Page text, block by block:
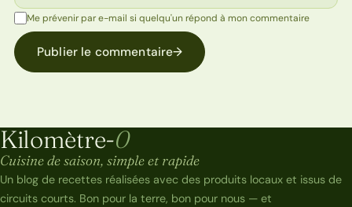
Me prévenir par e-mail si quelqu'un répond à mon commentaire
Publier le commentaire→
Kilomètre-0
Kilomètre-0
Cuisine de saison, simple et rapide
Un blog de recettes réalisées avec des produits locaux et issus de
circuits courts. Bon pour la terre, bon pour nous — et